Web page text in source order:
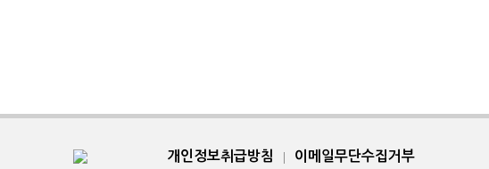
개인정보취급방침 이메일무단수집거부